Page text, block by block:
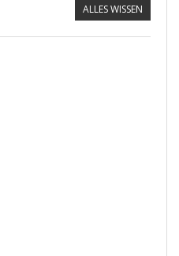
ALLES WISSEN